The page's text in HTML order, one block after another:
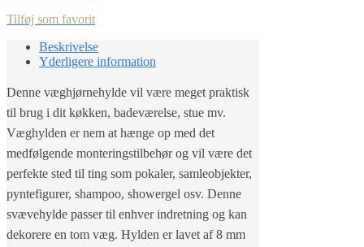
Tilføj som favorit
Beskrivelse
Yderligere information
Denne væghjørnehylde vil være meget praktisk
til brug i dit køkken, badeværelse, stue mv.
Væghylden er nem at hænge op med det
medfølgende monteringstilbehør og vil være det
perfekte sted til ting som pokaler, samleobjekter,
pyntefigurer, shampoo, showergel osv. Denne
svævehylde passer til enhver indretning og kan
dekorere en tom væg. Hylden er lavet af 8 mm